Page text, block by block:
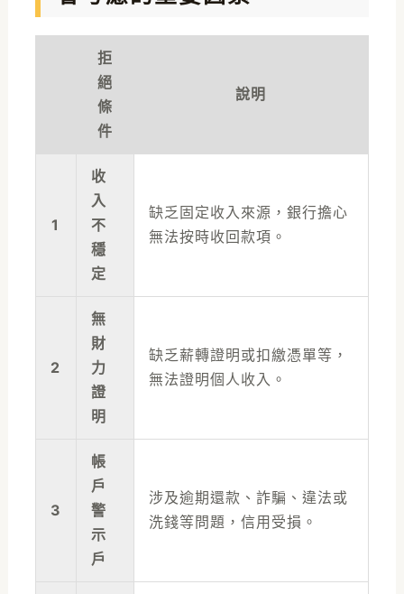
拒
絕
條
件
說明
1
收
入
不
穩
定
缺乏固定收入來源，銀行擔心
無法按時收回款項。
2
無
財
力
證
明
缺乏薪轉證明或扣繳憑單等，
無法證明個人收入。
3
帳
戶
警
示
戶
涉及逾期還款、詐騙、違法或
洗錢等問題，信用受損。